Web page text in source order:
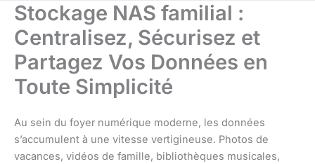
Stockage NAS familial :
Centralisez, Sécurisez et
Partagez Vos Données en
Toute Simplicité
Au sein du foyer numérique moderne, les données
s’accumulent à une vitesse vertigineuse. Photos de
vacances, vidéos de famille, bibliothèques musicales,